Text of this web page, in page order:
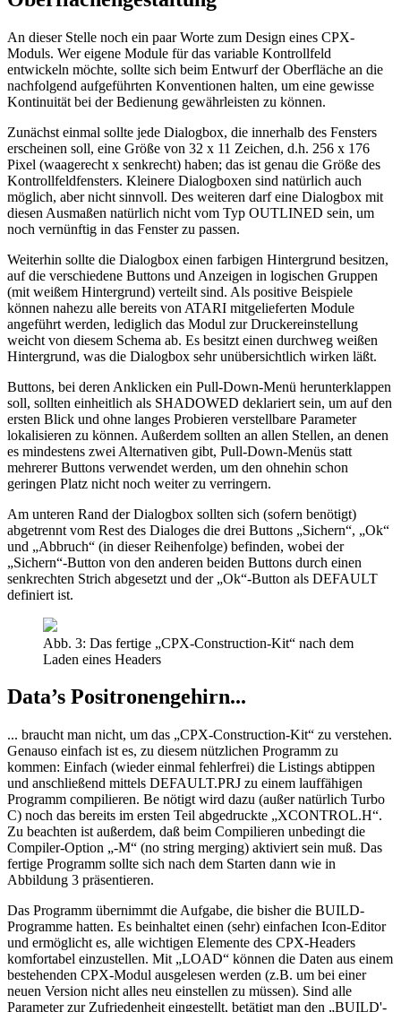
An dieser Stelle noch ein paar Worte zum Design eines CPX-
Moduls. Wer eigene Module für das variable Kontrollfeld
entwickeln möchte, sollte sich beim Entwurf der Oberfläche an die
nachfolgend aufgeführten Konventionen halten, um eine gewisse
Kontinuität bei der Bedienung gewährleisten zu können.
Zunächst einmal sollte jede Dialogbox, die innerhalb des Fensters
erscheinen soll, eine Größe von 32 x 11 Zeichen, d.h. 256 x 176
Pixel (waagerecht x senkrecht) haben; das ist genau die Größe des
Kontrollfeldfensters. Kleinere Dialogboxen sind natürlich auch
möglich, aber nicht sinnvoll. Des weiteren darf eine Dialogbox mit
diesen Ausmaßen natürlich nicht vom Typ OUTLINED sein, um
noch vernünftig in das Fenster zu passen.
Weiterhin sollte die Dialogbox einen farbigen Hintergrund besitzen,
auf die verschiedene Buttons und Anzeigen in logischen Gruppen
(mit weißem Hintergrund) verteilt sind. Als positive Beispiele
können nahezu alle bereits von ATARI mitgelieferten Module
angeführt werden, lediglich das Modul zur Druckereinstellung
weicht von diesem Schema ab. Es besitzt einen durchweg weißen
Hintergrund, was die Dialogbox sehr unübersichtlich wirken läßt.
Buttons, bei deren Anklicken ein Pull-Down-Menü herunterklappen
soll, sollten einheitlich als SHADOWED deklariert sein, um auf den
ersten Blick und ohne langes Probieren verstellbare Parameter
lokalisieren zu können. Außerdem sollten an allen Stellen, an denen
es mindestens zwei Alternativen gibt, Pull-Down-Menüs statt
mehrerer Buttons verwendet werden, um den ohnehin schon
geringen Platz nicht noch weiter zu verringern.
Am unteren Rand der Dialogbox sollten sich (sofern benötigt)
abgetrennt vom Rest des Dialoges die drei Buttons „Sichern“, „Ok“
und „Abbruch“ (in dieser Reihenfolge) befinden, wobei der
„Sichern“-Button von den anderen beiden Buttons durch einen
senkrechten Strich abgesetzt und der „Ok“-Button als DEFAULT
definiert ist.
Abb. 3: Das fertige „CPX-Construction-Kit“ nach dem
Laden eines Headers
Data’s Positronengehirn...
... braucht man nicht, um das „CPX-Construction-Kit“ zu verstehen.
Genauso einfach ist es, zu diesem nützlichen Programm zu
kommen: Einfach (wieder einmal fehlerfrei) die Listings abtippen
und anschließend mittels DEFAULT.PRJ zu einem lauffähigen
Programm compilieren. Be nötigt wird dazu (außer natürlich Turbo
C) noch das bereits im ersten Teil abgedruckte „XCONTROL.H“.
Zu beachten ist außerdem, daß beim Compilieren unbedingt die
Compiler-Option „-M“ (no string merging) aktiviert sein muß. Das
fertige Programm sollte sich nach dem Starten dann wie in
Abbildung 3 präsentieren.
Das Programm übernimmt die Aufgabe, die bisher die BUILD-
Programme hatten. Es beinhaltet einen (sehr) einfachen Icon-Editor
und ermöglicht es, alle wichtigen Elemente des CPX-Headers
komfortabel einzustellen. Mit „LOAD“ können die Daten aus einem
bestehenden CPX-Modul ausgelesen werden (z.B. um bei einer
neuen Version nicht alles neu einstellen zu müssen). Sind alle
Parameter zur Zufriedenheit eingestellt, betätigt man den „BUILD'-